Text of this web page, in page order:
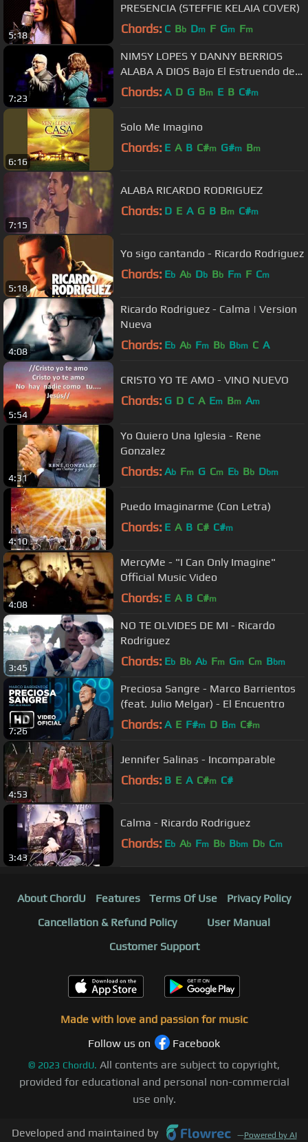
5:18
PRESENCIA (STEFFIE KELAIA COVER)
Chords: C Bb Dm F Gm Fm
7:23
NIMSY LOPES Y DANNY BERRIOS
ALABA A DIOS Bajo El Estruendo del
Espiritu 2013
Chords: A D G Bm E B C#m
6:16
Solo Me Imagino
Chords: E A B C#m G#m Bm
7:15
ALABA RICARDO RODRIGUEZ
Chords: D E A G B Bm C#m
5:18
Yo sigo cantando - Ricardo Rodriguez
Chords: Eb Ab Db Bb Fm F Cm
4:08
Ricardo Rodriguez - Calma | Version
Nueva
Chords: Eb Ab Fm Bb Bbm C A
5:54
CRISTO YO TE AMO - VINO NUEVO
Chords: G D C A Em Bm Am
4:31
Yo Quiero Una Iglesia - Rene
Gonzalez
Chords: Ab Fm G Cm Eb Bb Dbm
4:10
Puedo Imaginarme (Con Letra)
Chords: E A B C# C#m
4:08
MercyMe - "I Can Only Imagine"
Official Music Video
Chords: E A B C#m
3:45
NO TE OLVIDES DE MI - Ricardo
Rodriguez
Chords: Eb Bb Ab Fm Gm Cm Bbm
7:26
Preciosa Sangre - Marco Barrientos
(feat. Julio Melgar) - El Encuentro
Chords: A E F#m D Bm C#m
4:53
Jennifer Salinas - Incomparable
Chords: B E A C#m C#
3:43
Calma - Ricardo Rodriguez
Chords: Eb Ab Fm Bb Bbm Db Cm
About ChordU Features Terms Of Use
Privacy Policy
Cancellation & Refund Policy
User Manual
Customer Support
Made with love and passion for music
Follow us on
Facebook
© 2023 ChordU. All contents are subject to copyright,
provided for educational and personal non-commercial
use only.
Developed and maintained by —Powered by AI